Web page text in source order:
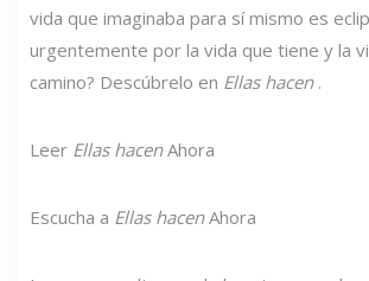
vida que imaginaba para sí mismo es
urgentemente por la vida que tiene y la
camino? Descúbrelo en Ellas hacen.
Leer Ellas hacenAhora
Escucha a Ellas hacenAhora